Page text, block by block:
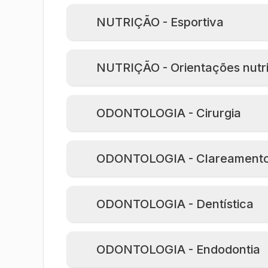
NUTRIÇÃO - Esportiva
NUTRIÇÃO - Orientações
ODONTOLOGIA - Cirurgia
ODONTOLOGIA -
ODONTOLOGIA - Dentística
ODONTOLOGIA - Endodontia